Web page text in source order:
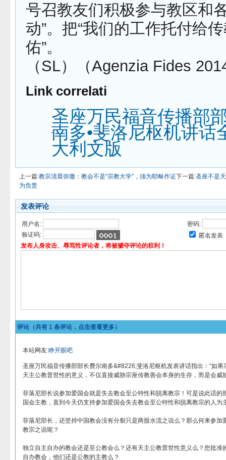
号召教友们积极参与教区和
动”。把“我们的工作托付给
佑”。
（SL）（Agenzia Fides
Link correlati
圣座万民福音传播部
南多•斐洛尼枢机讲话
大利文版
上一篇:教宗清晨弥撒：教会不是“宗教大学”，须为耶稣作证下一篇:圣座不是
为负责
发表评论
用户名:
密码:
验证码:
匿名发表
发布人身攻击、辱骂性评论者，将被褫夺评论的权利！
评论（共有 1 条评论，点击查看更多）
本站网友 睁开眼吧
圣座万民福音传播部部长费尔南多&#8226;斐洛尼枢机发表讲话指出：“如
天主公教普世性的意义，不仅直接威胁宗座传教善会本身的生存，而是会威
菲落尼部长说参加爱国会就是失去教会至公特性和脱离教宗！可是说此话的
国会主教，直到今天仍支持参加爱国会失去教会至公特性和脱离教宗的人为
菲落尼部长，还坚持中国教会没有分裂只是两股水流之说么？那么何来参加
教宗之说呢？
独立自主自办的教会还是至公教会么？还有天主公教普世性意义么？您批准
自办教会，他们还是公教的主教么？